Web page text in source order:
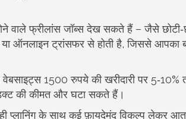
फ्रीलांस जॉब्स देख सकते हैं – जैसे
या ऑनलाइन ट्रांसफर से होती है, जिससे
1500 रुपये की खरीदारी पर
की कीमत और घटा सकते हैं।
प्लानिंग के साथ कई फ़ायदेमंद विकल्प लेकर